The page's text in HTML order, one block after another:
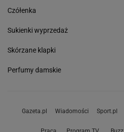
Czółenka
Sukienki wyprzedaż
Skórzane klapki
Perfumy damskie
Gazeta.pl Wiadomości Sport.pl